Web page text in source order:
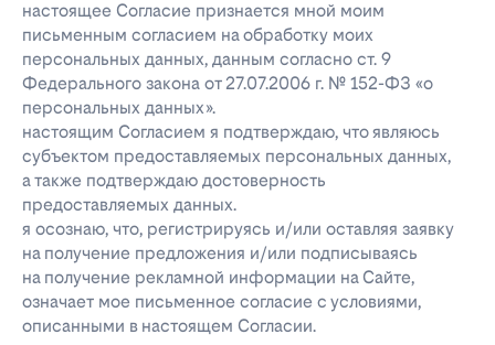
настоящее Согласие признается мной моим
письменным согласием на обработку моих
персональных данных, данным согласно ст. 9
Федерального закона от 27.07.2006 г. № 152-ФЗ «о
персональных данных».
настоящим Согласием я подтверждаю, что являюсь
субъектом предоставляемых персональных данных,
а также подтверждаю достоверность
предоставляемых данных.
я осознаю, что, регистрируясь и/или оставляя заявку
на получение предложения и/или подписываясь
на получение рекламной информации на Сайте,
означает мое письменное согласие с условиями,
описанными в настоящем Согласии.